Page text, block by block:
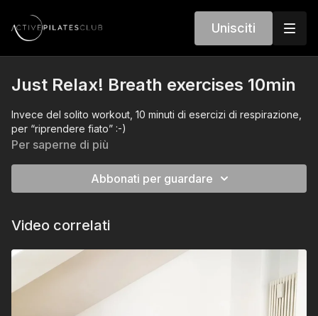
Unisciti
Just Relax! Breath exercises 10min
Invece del solito workout, 10 minuti di esercizi di respirazione,
per “riprendere fiato” :-)
Per saperne di più
Abbonati per guardare
Video correlati